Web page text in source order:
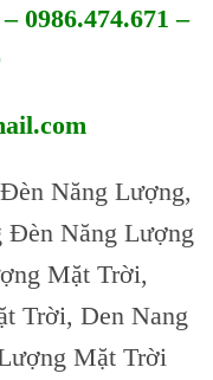
0986.474.671 –
Năng Lượng,
Đèn Năng Lượng
Mặt Trời,
Trời, Den Nang
Mặt Trời